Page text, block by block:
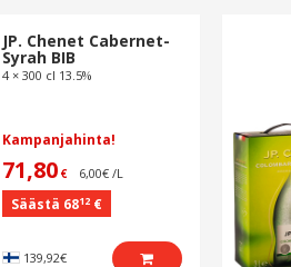
JP. Chenet Cabernet-
Syrah BIB
4 × 300 cl 13.5%
Kampanjahinta!
71,80€ 6,00€ /L
Säästä 6812€
139,92€